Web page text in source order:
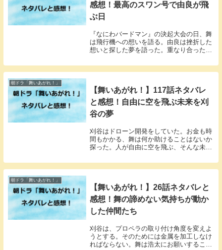
感想！最高のスワン号で由良が飛
ぶ日
『なにわバードマン』の決起大会の日、舞
は飛行機への想いを語る。由良は挫折した
想いと探した夢を語った。重なり合った想
朝ドラ「舞いあがれ！」
【舞いあがれ！】117話ネタバレ
と感想！自由に空を飛ぶ未来を刈
谷の夢
刈谷はドローン開発をしていた。お金も時
間もかかる、舞は何か助けることはないか
探った。人が自由に空を飛ぶ、そんな未来
朝ドラ「舞いあがれ！」
【舞いあがれ！】26話ネタバレと
感想！舞の諦めない気持ちが動か
した仲間たち
刈谷は、プロペラの取り付け角度を変えよ
うとする。そのためには金属を加工しなけ
ればならない。舞は浩太にお願いすること